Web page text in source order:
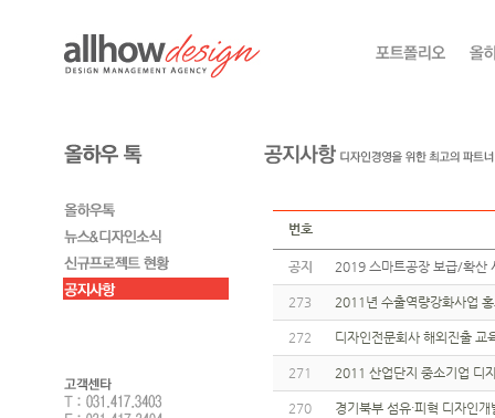
번호
공지 2019 스마트공장 보급/확
273 2011년 수출역량강화사업
272 디자인전문회사 해외진출 교
271 2011 산업단지 중소기업 디
270 경기북부 섬유·피혁 디자인